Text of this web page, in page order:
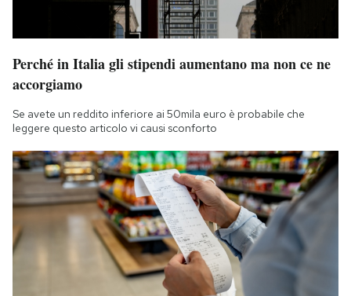
Perché in Italia gli stipendi aumentano ma non ce ne
accorgiamo
Se avete un reddito inferiore ai 50mila euro è probabile che
leggere questo articolo vi causi sconforto